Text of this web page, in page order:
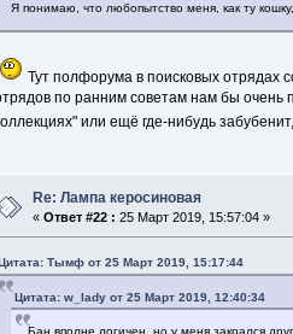
Я понимаю, что любопытство меня, как ту
Тут полфорума в поисковых отрядах
по ранним советам нам бы очень
или ещё где-нибудь
Re: Лампа керосиновая
«Ответ #22 : 25 Март 2019, 15:57:04 »
Тымф от 25 Март 2019, 15:17:44
Цитата: w_lady от 25 Март 2019, 12:40:34
Бан вполне логичен, но у меня закрался